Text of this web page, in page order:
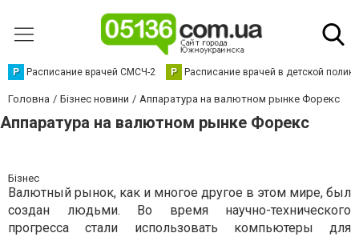
Р Расписание врачей СМСЧ-2 Р Расписание врачей в детской
Головна Бізнес новини Аппаратура на валютном рынке Форекс
Аппаратура на валютном рынке Форекс
Бізнес
Валютный рынок, как и многое другое в этом мире, был
создан людьми. Во время научно-технического
прогресса стали использовать компьютеры для